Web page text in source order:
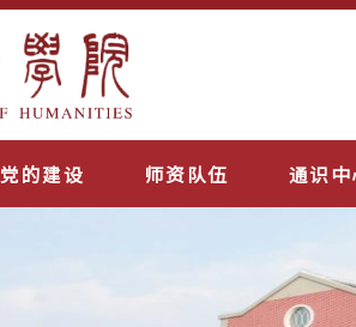
党的建设 师资队伍 通识中